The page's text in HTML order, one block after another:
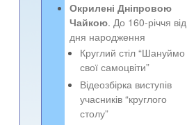
Окрилені Дніпровою
Чайкою. До 160-річчя від
дня народження
Круглий стіл “Шануймо
свої самоцвіти”
Відеозбірка виступів
учасників “круглого
столу”